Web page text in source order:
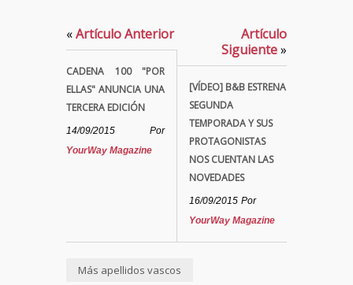
«Artículo Anterior
CADENA 100 "POR
ELLAS" ANUNCIA UNA
TERCERA EDICIÓN
14/09/2015
Por
YourWay Magazine
Artículo
Siguiente»
[VÍDEO] B&B ESTRENA
SEGUNDA
TEMPORADA Y SUS
PROTAGONISTAS
NOS CUENTAN LAS
NOVEDADES
16/09/2015 Por
YourWay Magazine
Más apellidos vascos